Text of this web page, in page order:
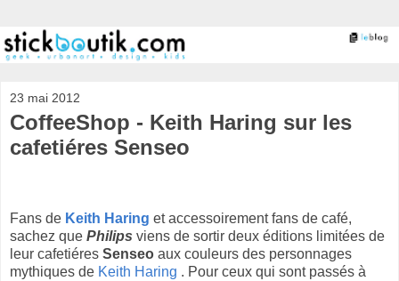
23 mai 2012
CoffeeShop - Keith Haring sur les
cafetiéres Senseo
Fans de Keith Haring et accessoirement fans de café,
sachez que Philips viens de sortir deux éditions limitées de
leur cafetiéres Senseo aux couleurs des personnages
mythiques de Keith Haring . Pour ceux qui sont passés à